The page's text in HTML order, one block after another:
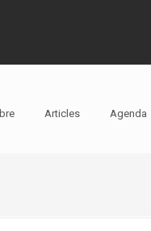
Articles Agenda